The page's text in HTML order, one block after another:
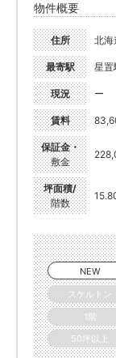
物件概要
住所 北海
最寄駅 星置
現況 ー
賃料
保証金・
敷金
坪面積/
階数
NEW
スケルトン
1階
50坪以上